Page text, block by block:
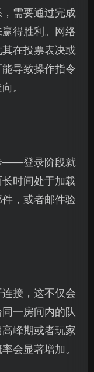
需要通过完成
得胜利。网络
在投票表决或
导致操作指令
。
——登录阶段就
时间处于加载
，或者邮件验
接，这不仅会
一房间内的队
峰期或者玩家
会显著增加。